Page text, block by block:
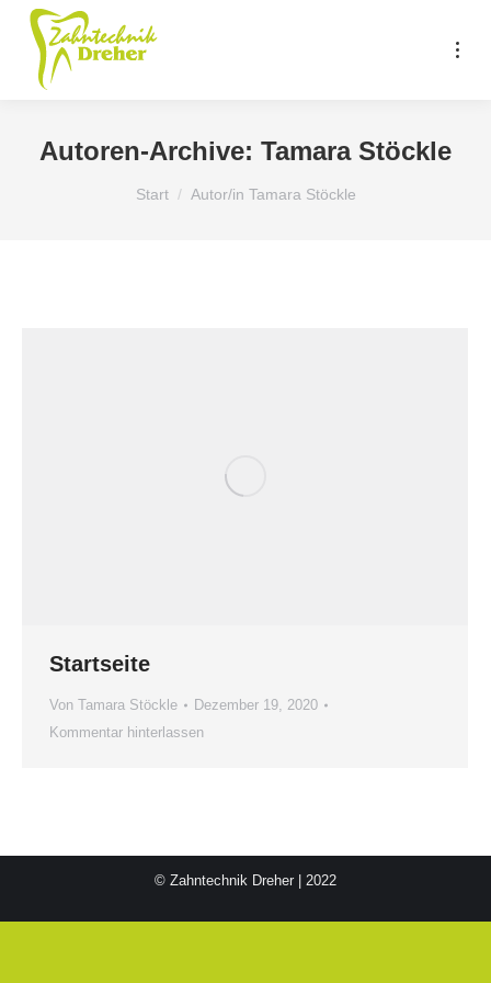
Autoren-Archive: Tamara Stöckle
Sie befinden sich hier:
Start Autor/in Tamara Stöckle
Startseite
Von Tamara Stöckle
Dezember 19, 2020
Kommentar hinterlassen
© Zahntechnik Dreher | 2022